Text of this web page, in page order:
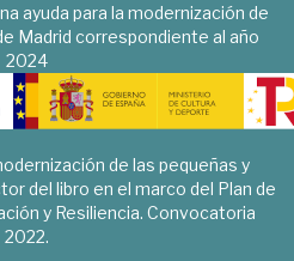
ayuda para la modernización de
Madrid correspondiente al año
2024
de las pequeñas y
del libro en el marco del Plan de
y Resiliencia. Convocatoria
2022.